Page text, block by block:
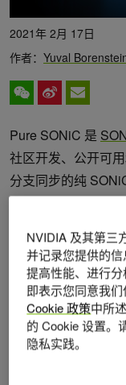
2021年 2月 17日
作者： Yuval
Pure SONiC 是
社区开发、公开可
分支同步的纯
和 SAI （ switch
NVIDIA 及其第三
并记录您提供的
提高性能、进行分
即表示您同意我
Cookie 政策中所
的 Cookie 设置。
隐私实践。